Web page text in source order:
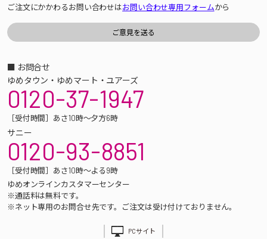
ご注文にかかわるお問い合わせはお問い合わせ専用フォームから
■ お問合せ
ゆめタウン・ゆめマート・ユアーズ
0120-37-1947
［受付時間］あさ10時～夕方6時
サニー
0120-93-8851
［受付時間］あさ10時～よる9時
ゆめオンラインカスタマーセンター
※通話料は無料です。
※ネット専用のお問合せ先です。ご注文は受け付けておりません。
PCサイト